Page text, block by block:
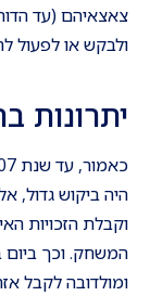
צאצאיהם (עד
ולבקש או לפעול
יתרונות
היה ביקוש גדול,
וקבלת הזכויות
המשחק. וכך ביום
ומולדובה לקבל